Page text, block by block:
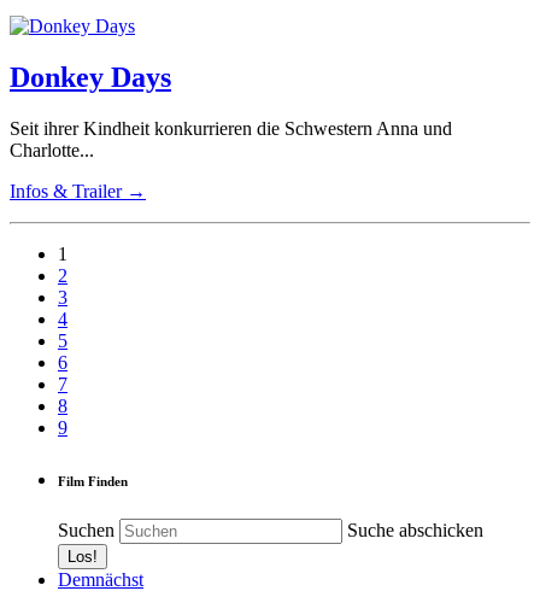
Donkey Days
Seit ihrer Kindheit konkurrieren die Schwestern Anna und
Charlotte...
Infos & Trailer →
1
2
3
4
5
6
7
8
9
Film Finden
Suchen Suche abschicken
Demnächst